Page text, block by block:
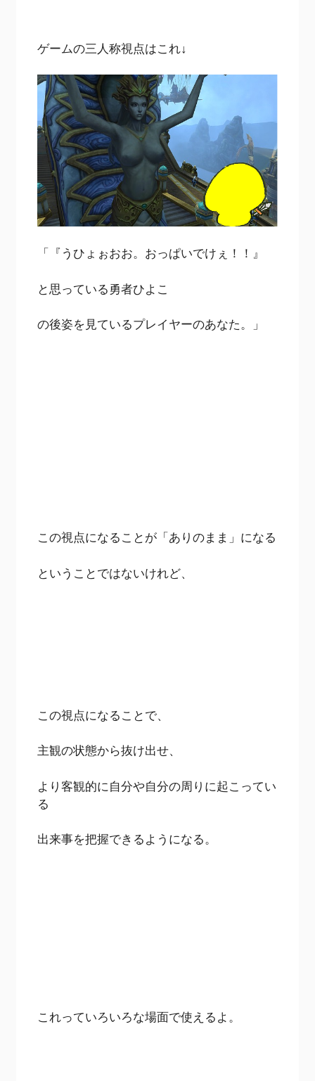
ゲームの三人称視点はこれ↓
「『うひょぉおお。おっぱいでけぇ！！』
と思っている勇者ひよこ
の後姿を見ているプレイヤーのあなた。」
この視点になることが「ありのまま」になる
ということではないけれど、
この視点になることで、
主観の状態から抜け出せ、
より客観的に自分や自分の周りに起こってい
る
出来事を把握できるようになる。
これっていろいろな場面で使えるよ。